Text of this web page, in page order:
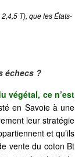
T), que les États-
échecs ?
végétal, ce n’est
en Savoie à une
leur stratégie
et qu’ils
vente du coton Bt